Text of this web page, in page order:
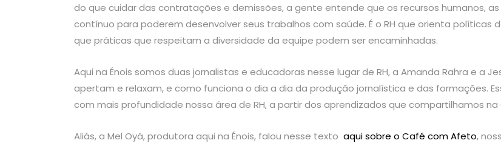
do que cuidar das contratações e demissões, a gente entende que os recursos humanos,
contínuo para poderem desenvolver seus trabalhos com saúde. É o RH que orienta políticas
que práticas que respeitam a diversidade da equipe podem ser encaminhadas.
Aqui na Énois somos duas jornalistas e educadoras nesse lugar de RH, a Amanda Rahra e a
apertam e relaxam, e como funciona o dia a dia da produção jornalística e das formações.
com mais profundidade nossa área de RH, a partir dos aprendizados que compartilhamos na
Aliás, a Mel Oyá, produtora aqui na Énois, falou nesse texto aqui sobre o Café com Afeto,